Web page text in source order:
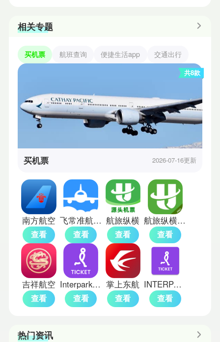
相关专题
买机票 航班查询 便捷生活app 交通出行
共8款
买机票 2026-07-16更新
南方航空
查看
飞常准航班查询
查看
航旅纵横
查看
航旅纵横Pro官方版
查看
吉祥航空
查看
Interpark国际版
查看
掌上东航
查看
INTERPARK购票
查看
热门资讯